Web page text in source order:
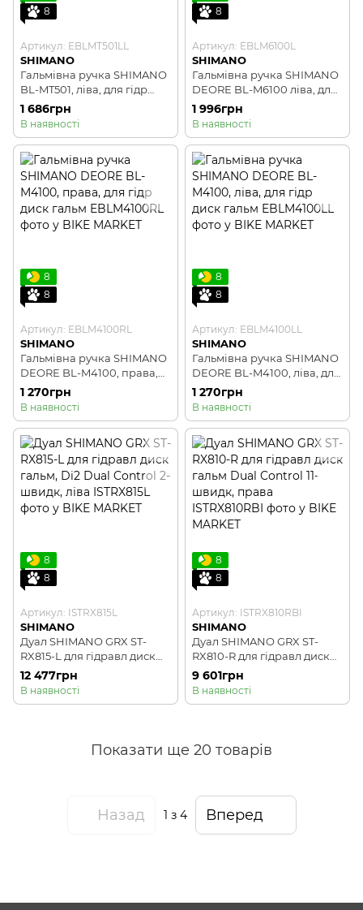
8
Артикул: EBLMT501LL
SHIMANO
Гальмівна ручка SHIMANO
BL-MT501, ліва, для гідр
диск гальм
1 686грн
В наявності
8
Артикул: EBLM6100L
SHIMANO
Гальмівна ручка SHIMANO
DEORE BL-M6100 ліва, для
гідр диск гальм
1 996грн
В наявності
8
8
Артикул: EBLM4100RL
SHIMANO
Гальмівна ручка SHIMANO
DEORE BL-M4100, права,
для гідр диск гальм
1 270грн
В наявності
8
8
Артикул: EBLM4100LL
SHIMANO
Гальмівна ручка SHIMANO
DEORE BL-M4100, ліва, для
гідр диск гальм
1 270грн
В наявності
8
8
Артикул: ISTRX815L
SHIMANO
Дуал SHIMANO GRX ST-
RX815-L для гідравл диск
гальм, Di2 Dual Control 2-
швидк, ліва
12 477грн
В наявності
8
8
Артикул: ISTRX810RBI
SHIMANO
Дуал SHIMANO GRX ST-
RX810-R для гідравл диск
гальм Dual Control 11-
швидк, права
9 601грн
В наявності
Показати ще 20 товарів
Назад 1 з 4 Вперед